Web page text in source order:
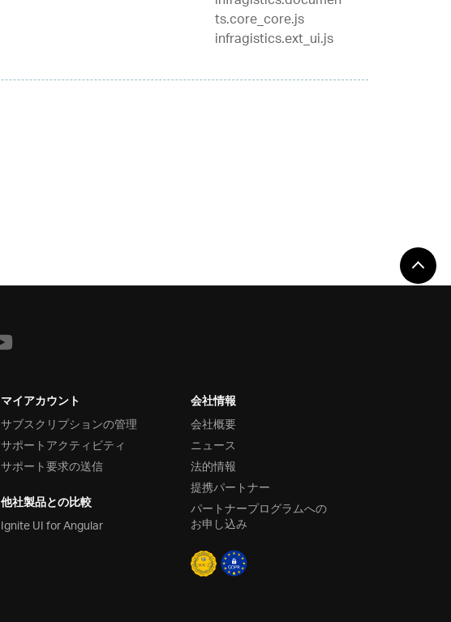
ts.core_core.js
infragistics.ext_ui.js
マイアカウント
サブスクリプションの管理
サポートアクティビティ
サポート要求の送信
他社製品との比較
Ignite UI for Angular
会社情報
会社概要
ニュース
法的情報
提携パートナー
パートナープログラムへの
お申し込み